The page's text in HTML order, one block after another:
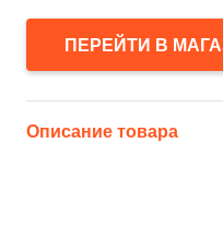
ПЕРЕЙТИ В
Описание товара